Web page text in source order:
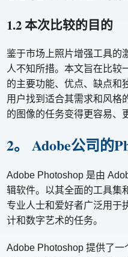
1.2 本次比较的目的
鉴于市场上照片增强工具的
人不知所措。本文旨在比较
的主要功能、优点、缺点和
用户找到适合其需求和风格
的图像的任务变得更容易、
2。 Adobe公司的
Adobe Photoshop 是由
辑软件。以其全面的工具集
专业人士和爱好者广泛用于
计和数字艺术的任务。
Adobe Photoshop 提供了